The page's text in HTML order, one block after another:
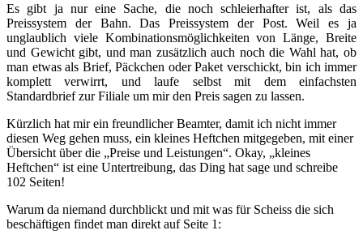
Es gibt ja nur eine Sache, die noch schleierhafter ist, als das
Preissystem der Bahn. Das Preissystem der Post. Weil es ja
unglaublich viele Kombinationsmöglichkeiten von Länge, Breite
und Gewicht gibt, und man zusätzlich auch noch die Wahl hat, ob
man etwas als Brief, Päckchen oder Paket verschickt, bin ich immer
komplett verwirrt, und laufe selbst mit dem einfachsten
Standardbrief zur Filiale um mir den Preis sagen zu lassen.
Kürzlich hat mir ein freundlicher Beamter, damit ich nicht immer
diesen Weg gehen muss, ein kleines Heftchen mitgegeben, mit einer
Übersicht über die „Preise und Leistungen“. Okay, „kleines
Heftchen“ ist eine Untertreibung, das Ding hat sage und schreibe
102 Seiten!
Warum da niemand durchblickt und mit was für Scheiss die sich
beschäftigen findet man direkt auf Seite 1: